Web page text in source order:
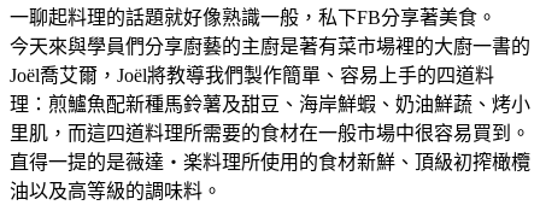
一聊起料理的話題就好像熟識一般，私下FB分享著美食。
今天來與學員們分享廚藝的主廚是著有菜市場裡的大廚一書的
Joël喬艾爾，Joël將教導我們製作簡單、容易上手的四道料
理：煎鱸魚配新種馬鈴薯及甜豆、海岸鮮蝦、奶油鮮蔬、烤小
里肌，而這四道料理所需要的食材在一般市場中很容易買到。
直得一提的是薇達‧楽料理所使用的食材新鮮、頂級初搾橄欖
油以及高等級的調味料。